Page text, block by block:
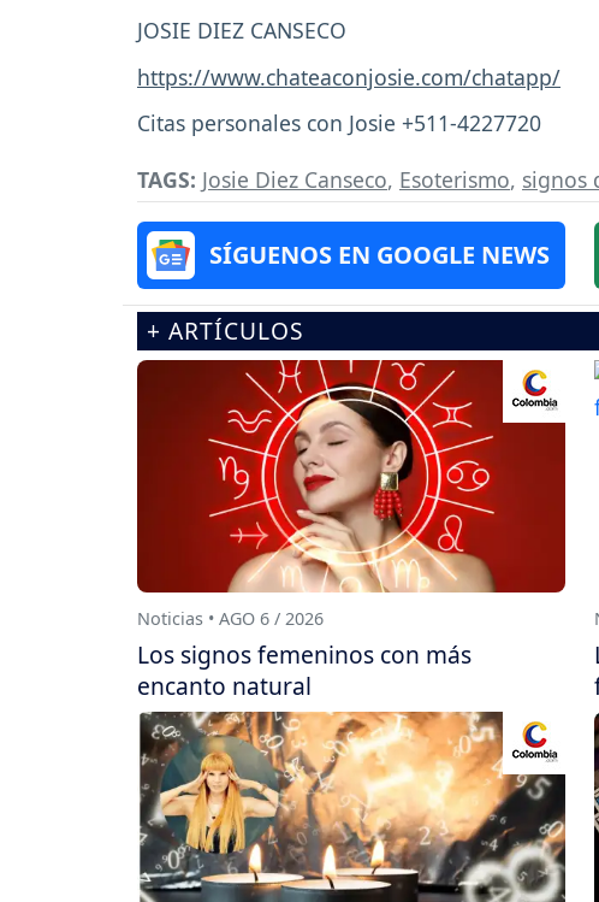
JOSIE DIEZ CANSECO
https://www.chateaconjosie.com/chatapp/
Citas personales con Josie +511-4227720
TAGS: Josie Diez Canseco, Esoterismo, signos
SÍGUENOS EN GOOGLE NEWS
+ ARTÍCULOS
Noticias • AGO 6 / 2026
Los signos femeninos con más
encanto natural